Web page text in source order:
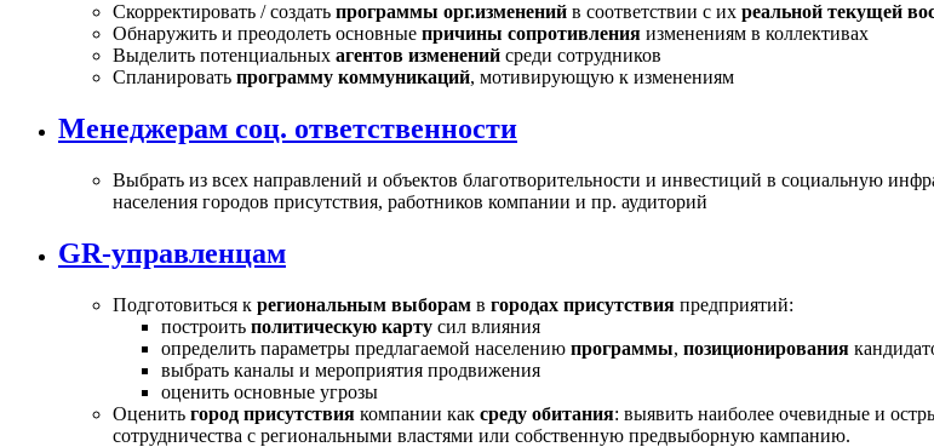
Скорректировать / создать программы орг.изменений в соответствии с их реальной текущей
Обнаружить и преодолеть основные причины сопротивления изменениям в коллективах
Выделить потенциальных агентов изменений среди сотрудников
Спланировать программу коммуникаций, мотивирующую к изменениям
Менеджерам соц. ответственности
Выбрать из всех направлений и объектов благотворительности и инвестиций в социальную
населения городов присутствия, работников компании и пр. аудиторий
GR-управленцам
Подготовиться к региональным выборам в городах присутствия предприятий:
построить политическую карту сил влияния
определить параметры предлагаемой населению программы, позиционирования
выбрать каналы и мероприятия продвижения
оценить основные угрозы
Оценить город присутствия компании как среду обитания: выявить наиболее очевидные и
сотрудничества с региональными властями или собственную предвыборную кампанию.